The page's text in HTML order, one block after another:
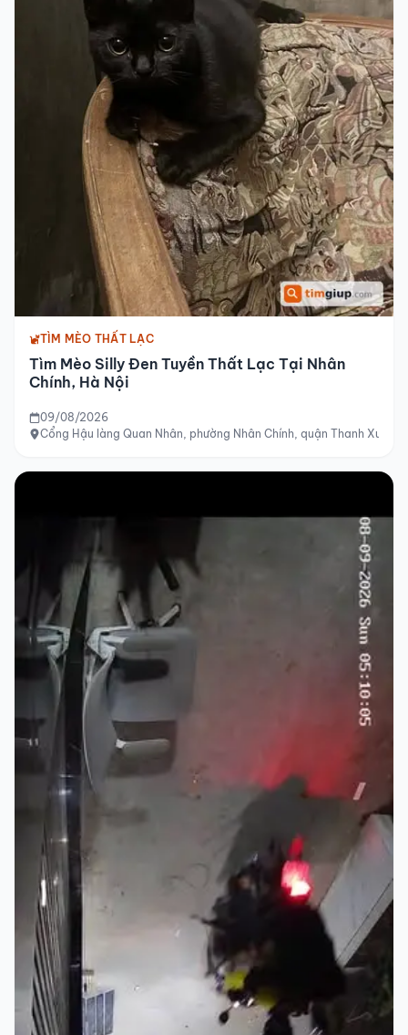
TÌM MÈO THẤT LẠC
Tìm Mèo Silly Đen Tuyền Thất Lạc Tại Nhân
Chính, Hà Nội
09/08/2026
Cổng Hậu làng Quan Nhân, phường Nhân Chính, quận Thanh Xuân,